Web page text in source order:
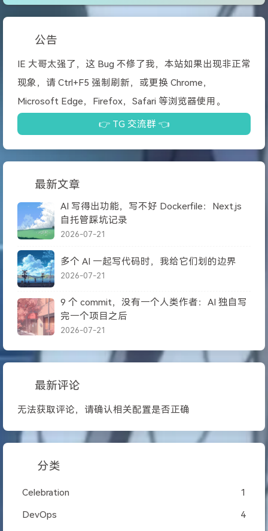
公告
IE 大哥太强了，这 Bug 不修了我，本站如果出现非正常
现象，请 Ctrl+F5 强制刷新，或更换 Chrome，
Microsoft Edge，Firefox，Safari 等浏览器使用。
👉 TG 交流群 👈
最新文章
AI 写得出功能，写不好 Dockerfile：Next.js
自托管踩坑记录
2026-07-21
多个 AI 一起写代码时，我给它们划的边界
2026-07-21
9 个 commit，没有一个人类作者：AI 独自写
完一个项目之后
2026-07-21
最新评论
无法获取评论，请确认相关配置是否正确
分类
Celebration 1
DevOps 4